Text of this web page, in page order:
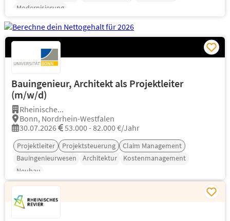
Modernisierung
Bauingenieur, Architekt als Projektleiter
(m/w/d)
Rheinische...
Bonn, Nordrhein-Westfalen
30.07.2026
53.000 - 82.000 €/Jahr
Projektleiter Projektsteuerung
Claim Management
Bauingenieurwesen
Architektur
Kostenmanagement
Neubau